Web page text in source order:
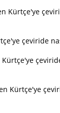
Kürtçe'ye
çeviride
Kürtçe'ye